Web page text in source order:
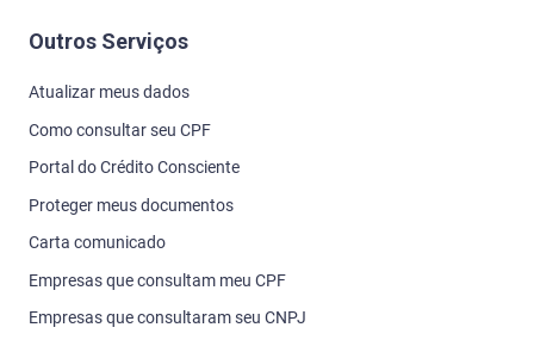
Outros Serviços
Atualizar meus dados
Como consultar seu CPF
Portal do Crédito Consciente
Proteger meus documentos
Carta comunicado
Empresas que consultam meu CPF
Empresas que consultaram seu CNPJ